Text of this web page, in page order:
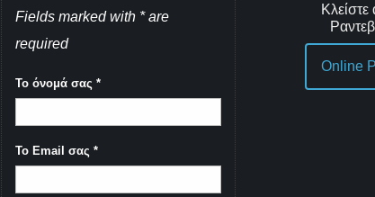
Fields marked with * are
required
Το όνομά σας *
Το Email σας *
Online